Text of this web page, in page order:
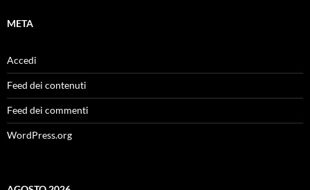
META
Accedi
Feed dei contenuti
Feed dei commenti
WordPress.org